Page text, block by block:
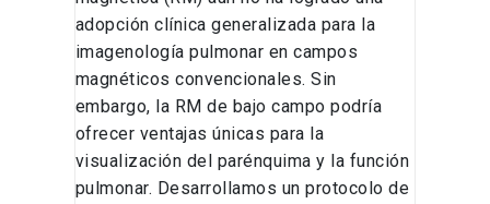
adopción clínica generalizada para la
imagenología pulmonar en campos
magnéticos convencionales. Sin
embargo, la RM de bajo campo podría
ofrecer ventajas únicas para la
visualización del parénquima y la función
pulmonar. Desarrollamos un protocolo de